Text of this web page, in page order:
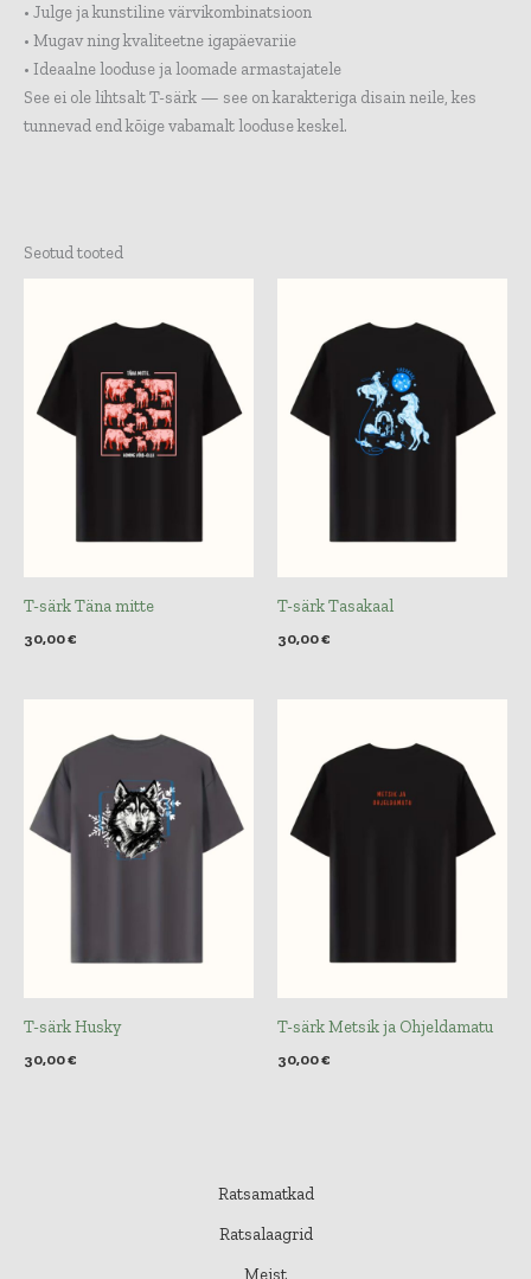
• Julge ja kunstiline värvikombinatsioon
• Mugav ning kvaliteetne igapäevariie
• Ideaalne looduse ja loomade armastajatele
See ei ole lihtsalt T-särk — see on karakteriga disain neile, kes
tunnevad end kõige vabamalt looduse keskel.
Seotud tooted
T-särk Täna mitte
30,00€
T-särk Tasakaal
30,00€
T-särk Husky
30,00€
T-särk Metsik ja Ohjeldamatu
30,00€
Ratsamatkad
Ratsalaagrid
Meist